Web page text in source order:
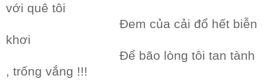
với quê tôi
Đem của cải đổ hết biễn
khơi
Để bão lòng tôi tan tành
, trống vắng !!!